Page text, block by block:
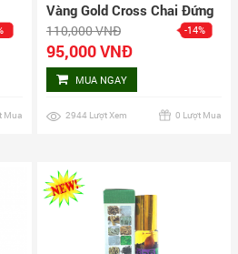
Mua
Vàng Gold Cross Chai Đứng
3ml
110,000 VNĐ -14%
95,000 VNĐ
MUA NGAY
2944 Lượt Xem 0 Lượt Mua